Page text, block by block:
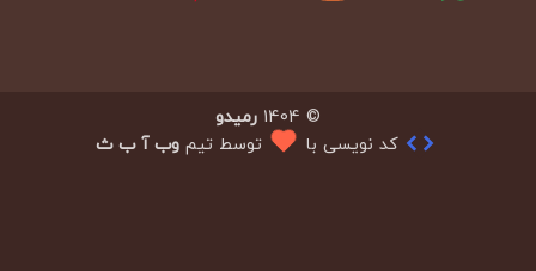
© 1404
رمیدو
کد نویسی با
توسط تیم وب آ ب ث